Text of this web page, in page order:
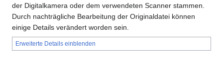
der Digitalkamera oder dem verwendeten Scanner stammen.
Durch nachträgliche Bearbeitung der Originaldatei können
einige Details verändert worden sein.
Erweiterte Details einblenden